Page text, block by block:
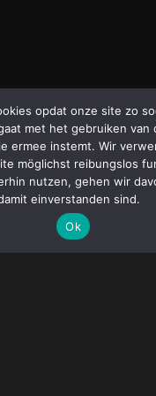
opdat onze site zo
met het gebruiken van
ermee instemt. Wir
möglichst reibungslos
nutzen, gehen wir
einverstanden sind.
Ok